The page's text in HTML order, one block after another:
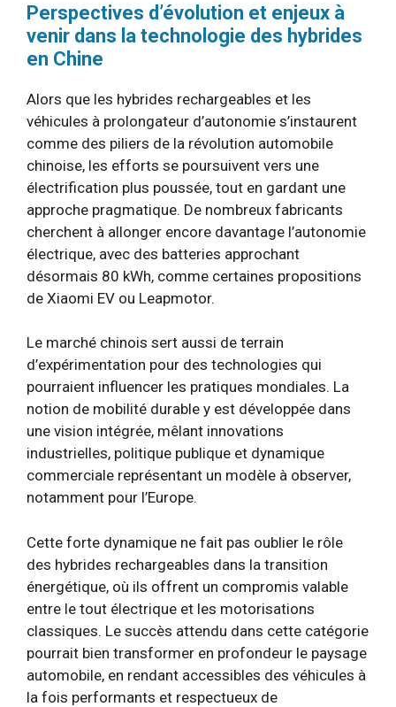
Perspectives d’évolution et enjeux à
venir dans la technologie des hybrides
en Chine
Alors que les hybrides rechargeables et les
véhicules à prolongateur d’autonomie s’instaurent
comme des piliers de la révolution automobile
chinoise, les efforts se poursuivent vers une
électrification plus poussée, tout en gardant une
approche pragmatique. De nombreux fabricants
cherchent à allonger encore davantage l’autonomie
électrique, avec des batteries approchant
désormais 80 kWh, comme certaines propositions
de Xiaomi EV ou Leapmotor.
Le marché chinois sert aussi de terrain
d’expérimentation pour des technologies qui
pourraient influencer les pratiques mondiales. La
notion de mobilité durable y est développée dans
une vision intégrée, mêlant innovations
industrielles, politique publique et dynamique
commerciale représentant un modèle à observer,
notamment pour l’Europe.
Cette forte dynamique ne fait pas oublier le rôle
des hybrides rechargeables dans la transition
énergétique, où ils offrent un compromis valable
entre le tout électrique et les motorisations
classiques. Le succès attendu dans cette catégorie
pourrait bien transformer en profondeur le paysage
automobile, en rendant accessibles des véhicules à
la fois performants et respectueux de